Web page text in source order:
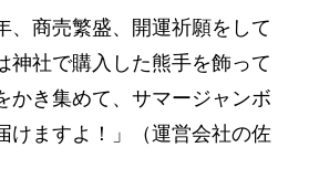
、商売繁盛、開運祈願をして
神社で購入した熊手を飾って
かき集めて、サマージャンボ
けますよ！」（運営会社の佐